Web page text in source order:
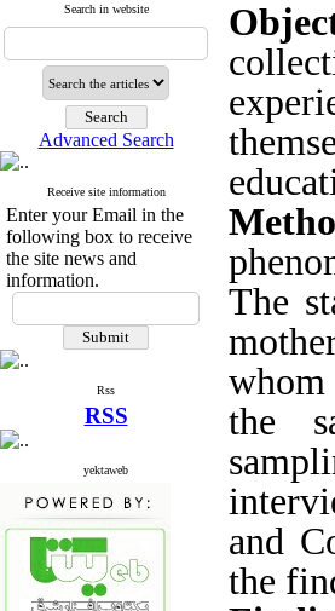
Search in website
Advanced Search
Receive site information
Enter your Email in the
following box to receive
the site news and
information.
Rss
RSS
yektaweb
The
the
and
the